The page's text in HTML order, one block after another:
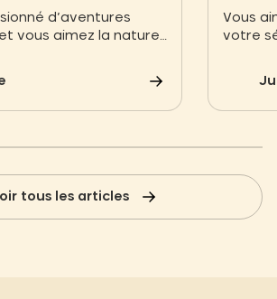
d’aventures
vous aimez la nature
Vous
votre
tous les articles